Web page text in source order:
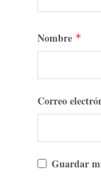
Nombre *
Correo
Guardar